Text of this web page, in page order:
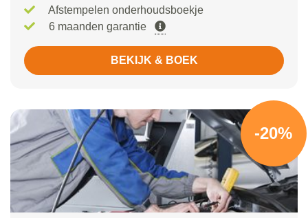
Afstempelen onderhoudsboekje
6 maanden garantie
BEKIJK & BOEK
-20%